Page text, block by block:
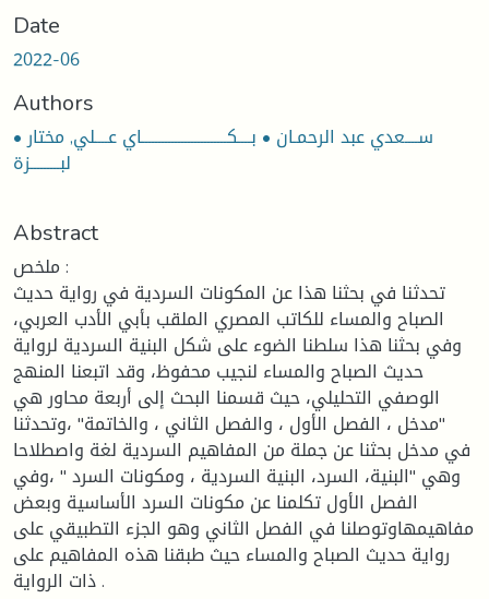
Date
2022-06
Authors
• ســــعدي عبد الرحمـان • بــــكــــــــــــــــــــــــــاي عــــلي, مختار
لبـــــــــزة
Abstract
ملخص :
تحدثنا في بحثنا هذا عن المكونات السردية في رواية حديث
الصباح والمساء للكاتب المصري الملقب بأبي الأدب العربي،
وفي بحثنا هذا سلطنا الضوء على شكل البنية السردية لرواية
حديث الصباح والمساء لنجيب محفوظ، وقد اتبعنا المنهج
الوصفي التحليلي، حيث قسمنا البحث إلى أربعة محاور هي
"مدخل ، الفصل الأول ، والفصل الثاني ، والخاتمة" ،وتحدثنا
في مدخل بحثنا عن جملة من المفاهيم السردية لغة واصطلاحا
وهي "البنية، السرد، البنية السردية ، ومكونات السرد " ،وفي
الفصل الأول تكلمنا عن مكونات السرد الأساسية وبعض
مفاهيمهاوتوصلنا في الفصل الثاني وهو الجزء التطبيقي على
رواية حديث الصباح والمساء حيث طبقنا هذه المفاهيم على
ذات الرواية .